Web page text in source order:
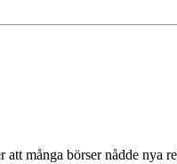
många börser nådde nya